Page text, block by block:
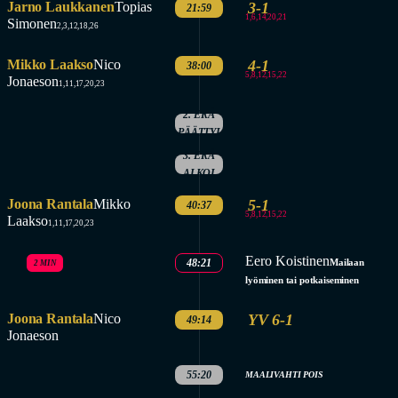
Jarno LaukkanenTopias
Simonen2,3,12,18,26
21:59 3-1
1,6,14,20,21
Mikko LaaksoNico
Jonaeson 1,11,17,20,23
38:00 4-1
5,8,12,15,22
2. ERÄ
PÄÄTTYI
3. ERÄ
ALKOI
Joona RantalaMikko
Laakso1,11,17,20,23
40:37 5-1
5,8,12,15,22
48:21 Eero KoistinenMailaan
lyöminen tai potkaiseminen
2 MIN
Joona RantalaNico
Jonaeson
49:14 YV 6-1
55:20 MAALIVAHTI POIS